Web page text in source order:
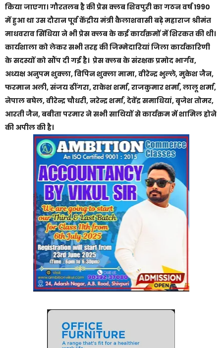
किया जाएगा। गौरतलब है की प्रेस क्लब शिवपुरी का गठन वर्ष 1990
में हुआ था उस दौरान पूर्व केंद्रीय मंत्री कैलाशवासी बड़े महाराज श्रीमंत
माधवराव सिंधिया ने भी प्रेस क्लब के कई कार्यक्रमों में शिरकत की थी।
कार्यशाला को लेकर सभी तरह की जिम्मेदारियां जिला कार्यकारिणी
के सदस्यों को सौंप दी गई है। प्रेस क्लब के संरक्षक प्रमोद भार्गव,
अध्यक्ष अनुपम शुक्ला, विपिन शुक्ला मामा, वीरेन्द्र भुल्ले, मुकेश जैन,
फरमान अली, संजय ढींगरा, राकेश शर्मा, राजकुमार शर्मा, लालू शर्मा,
नेपाल बघेल, वीरेन्द्र चौधरी, नरेन्द्र शर्मा, देवेंद्र समाधियां, बृजेश तोमर,
आरती जैन, बबीता परमार ने सभी साथियों से कार्यक्रम में शामिल होने
की अपील की है।